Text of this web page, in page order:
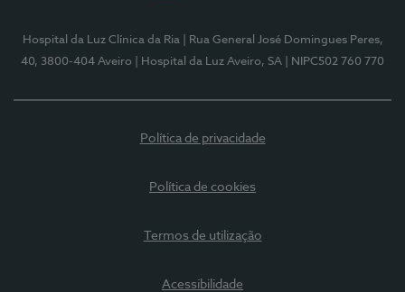
Hospital da Luz Clínica da Ria
| Rua General José Domingues Peres,
40, 3800-404 Aveiro
| Hospital da Luz Aveiro, SA | NIPC502 760 770
Política de privacidade
Política de cookies
Termos de utilização
Acessibilidade